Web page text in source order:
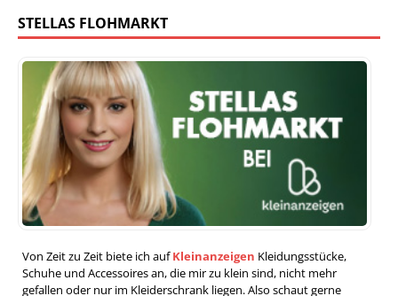
STELLAS FLOHMARKT
Von Zeit zu Zeit biete ich aufKleinanzeigen Kleidungsstücke,
Schuhe und Accessoires an, die mir zu klein sind, nicht mehr
gefallen oder nur im Kleiderschrank liegen. Also schaut gerne